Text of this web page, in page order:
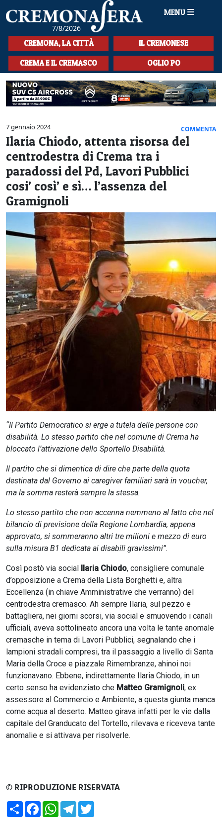
7/8/2026
MENU
HOME
CRONACA
SPORT
LA MUSICA
CULTURA
LA STORIA
SPETTACOLI
L'EDITORIALE
SEZIONI
CERCA
CREMONA, LA CITTÀ IL CREMONESE
CREMA E IL CREMASCO OGLIO PO
7 gennaio 2024 COMMENTA
Ilaria Chiodo, attenta risorsa del
centrodestra di Crema tra i
paradossi del Pd, Lavori Pubblici
cosi’ così’ e sì… l’assenza del
Gramignoli
“Il Partito Democratico si erge a tutela delle persone con
disabilità. Lo stesso partito che nel comune di Crema ha
bloccato l’attivazione dello Sportello Disabilità.
Il partito che si dimentica di dire che parte della quota
destinata dal Governo ai caregiver familiari sarà in voucher,
ma la somma resterà sempre la stessa.
Lo stesso partito che non accenna nemmeno al fatto che nel
bilancio di previsione della Regione Lombardia, appena
approvato, si sommeranno altri tre milioni e mezzo di euro
sulla misura B1 dedicata ai disabili gravissimi”.
Così postò via social Ilaria Chiodo, consigliere comunale
d’opposizione a Crema della Lista Borghetti e, altra
Eccellenza (in chiave Amministrative che verranno) del
centrodestra cremasco. Ah sempre Ilaria, sul pezzo e
battagliera, nei giorni scorsi, via social e smuovendo i canali
ufficiali, aveva sottolineato ancora una volta le tante anomale
cremasche in tema di Lavori Pubblici, segnalando che i
lampioni stradali compresi, tra il passaggio a livello di Santa
Maria della Croce e piazzale Rimembranze, ahinoi noi
funzionavano. Ebbene, indirettamente Ilaria Chiodo, in un
certo senso ha evidenziato che Matteo Gramignoli, ex
assessore al Commercio e Ambiente, a questa giunta manca
come acqua al deserto. Matteo girava infatti per le vie dalla
capitale del Granducato del Tortello, rilevava e riceveva tante
anomalie e si attivava per risolverle.
© RIPRODUZIONE RISERVATA
CondividiFacebookWhatsApp
Telegram